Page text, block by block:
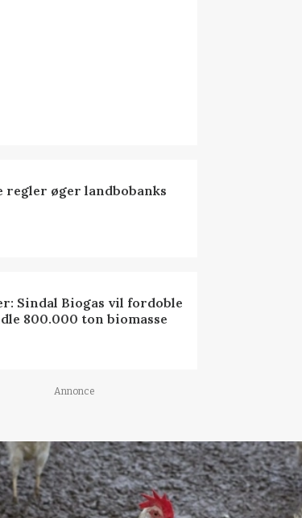
regler øger landbobanks
Sindal Biogas vil fordoble
800.000 ton biomasse
Annonce